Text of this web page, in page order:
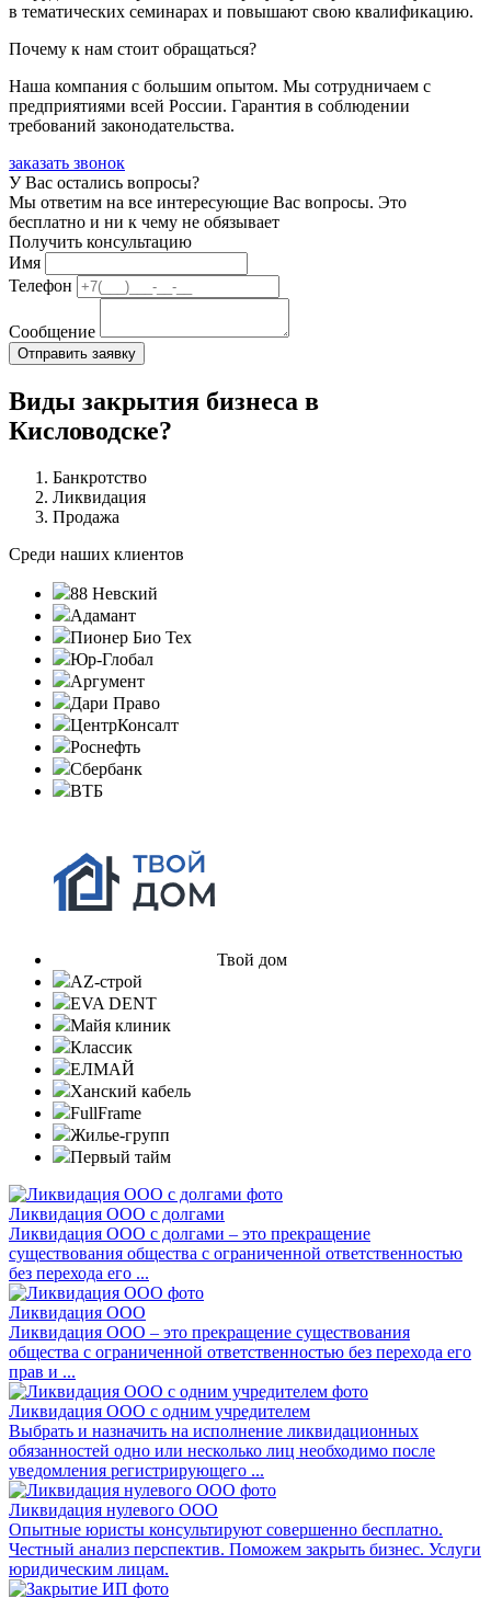
в тематических семинарах и повышают свою квалификацию.
Почему к нам стоит обращаться?
Наша компания с большим опытом. Мы сотрудничаем с
предприятиями всей России. Гарантия в соблюдении
требований законодательства.
заказать звонок
У Вас остались вопросы?
Мы ответим на все интересующие Вас вопросы. Это
бесплатно и ни к чему не обязывает
Получить консультацию
Имя
Телефон
Сообщение
Виды закрытия бизнеса в
Кисловодске?
Банкротство
Ликвидация
Продажа
Среди наших клиентов
88 Невский
Адамант
Пионер Био Тех
Юр-Глобал
Аргумент
Дари Право
ЦентрКонсалт
Роснефть
Сбербанк
ВТБ
Твой дом
AZ-строй
EVA DENT
Майя клиник
Классик
ЕЛМАЙ
Ханский кабель
FullFrame
Жилье-групп
Первый тайм
Ликвидация ООО с долгами
Ликвидация ООО с долгами – это прекращение
существования общества с ограниченной ответственностью
без перехода его ...
Ликвидация ООО
Ликвидация ООО – это прекращение существования
общества с ограниченной ответственностью без перехода его
прав и ...
Ликвидация ООО с одним учредителем
Выбрать и назначить на исполнение ликвидационных
обязанностей одно или несколько лиц необходимо после
уведомления регистрирующего ...
Ликвидация нулевого ООО
Опытные юристы консультируют совершенно бесплатно.
Честный анализ перспектив. Поможем закрыть бизнес. Услуги
юридическим лицам.